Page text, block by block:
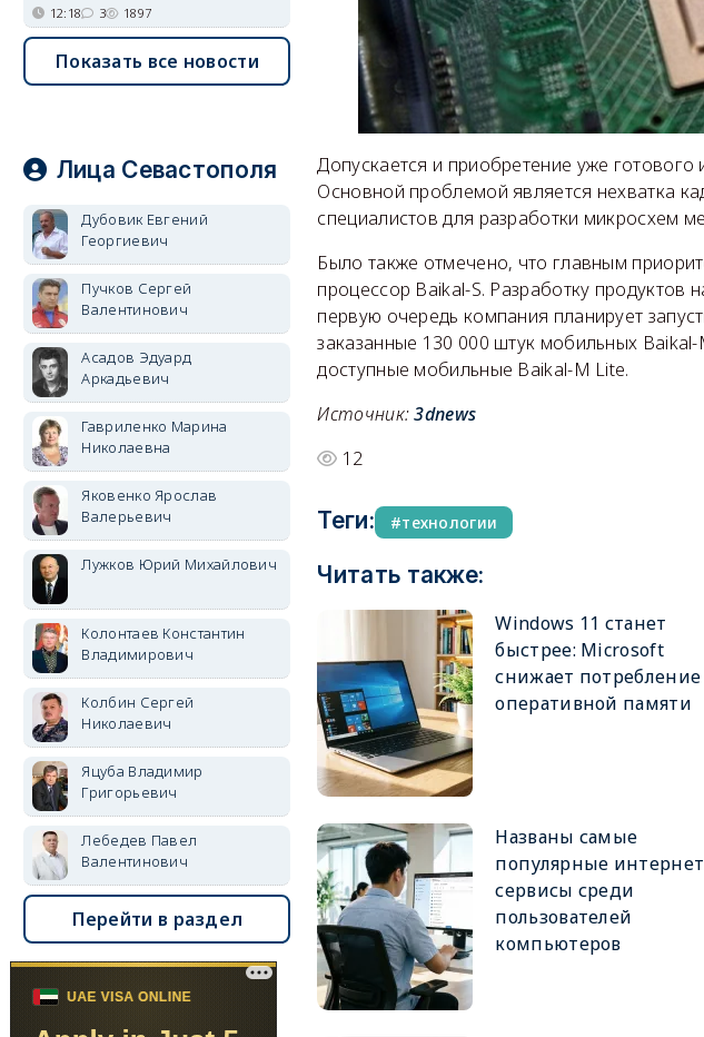
Допускается и приобретение уже
Основной проблемой является нехватка
специалистов для разработки микросхем
Было также отмечено, что главным
процессор Baikal-S. Разработку продуктов
первую очередь компания планирует
заказанные 130 000 штук мобильных
доступные мобильные Baikal-M Lite.
Источник:3dnews
12
Теги: технологии
Читать также:
Windows 11 станет
быстрее: Microsoft
снижает потребление
оперативной памяти
Названы самые
популярные
сервисы среди
пользователей
компьютеров
12:18 3 1897
Показать все новости
Лица Севастополя
Дубовик Евгений
Георгиевич
Пучков Сергей
Валентинович
Асадов Эдуард
Аркадьевич
Гавриленко Марина
Николаевна
Яковенко Ярослав
Валерьевич
Лужков Юрий Михайлович
Колонтаев Константин
Владимирович
Колбин Сергей
Николаевич
Яцуба Владимир
Григорьевич
Лебедев Павел
Валентинович
Перейти в раздел